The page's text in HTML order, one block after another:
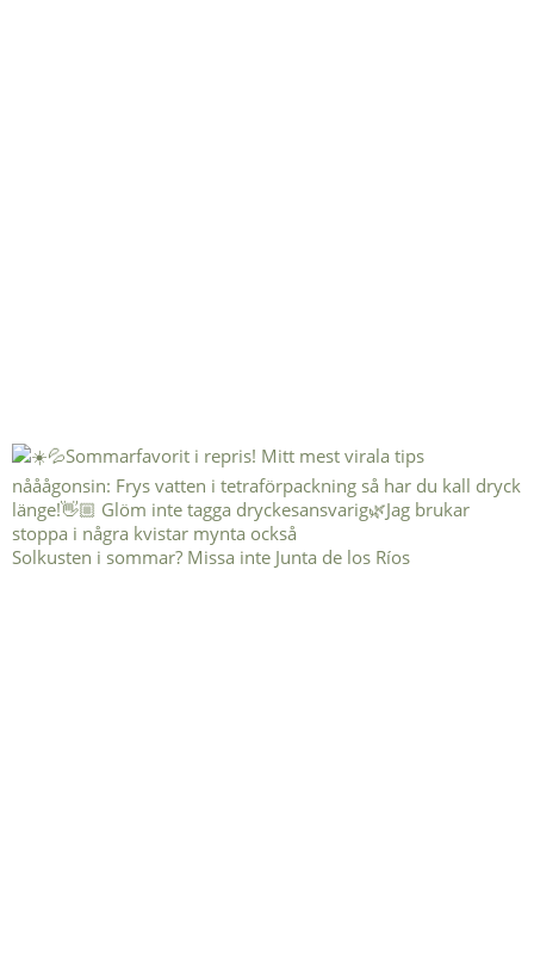
Solkusten i sommar? Missa inte Junta de los Ríos